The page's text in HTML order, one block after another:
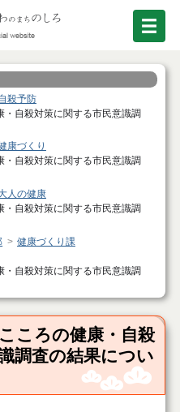
殺予防
・自殺対策に関する市民意識調
康づくり
自殺対策に関する市民意識調
人の健康
自殺対策に関する市民意識調
健康づくり課
自殺対策に関する市民意識調
ころの健康・自殺
調査の結果につい